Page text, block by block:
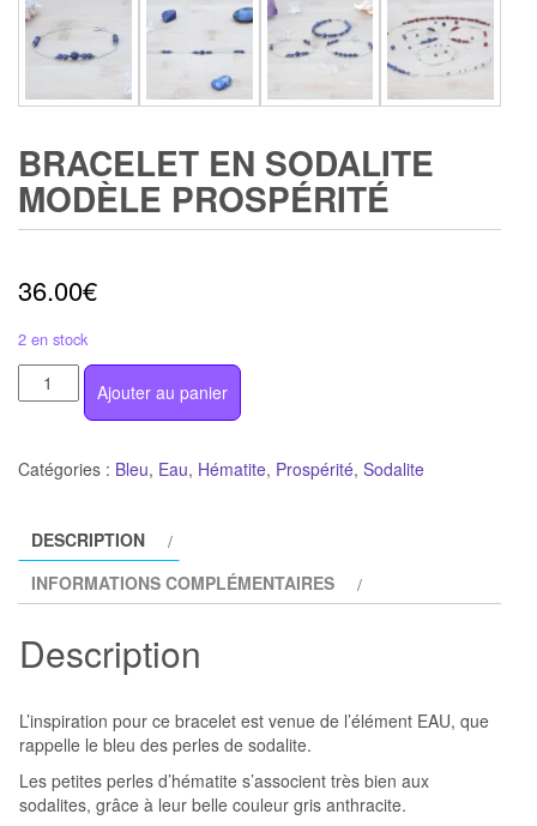
BRACELET EN SODALITE
MODÈLE PROSPÉRITÉ
36.00€
2 en stock
quantité
de
en
modèle
PROSPÉRITÉ
Ajouter au panier
Catégories : Bleu, Eau, Hématite, Prospérité, Sodalite
DESCRIPTION
INFORMATIONS COMPLÉMENTAIRES
Description
L’inspiration pour ce bracelet est venue de l’élément EAU, que
rappelle le bleu des perles de sodalite.
Les petites perles d’hématite s’associent très bien aux
sodalites, grâce à leur belle couleur gris anthracite.